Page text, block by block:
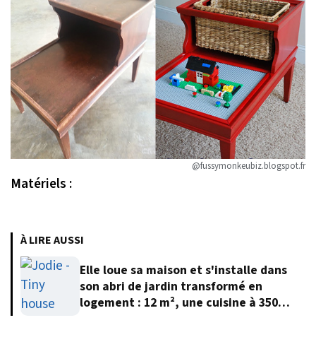
@fussymonkeubiz.blogspot.fr
Matériels :
À LIRE AUSSI
Elle loue sa maison et s'installe dans
son abri de jardin transformé en
logement : 12 m², une cuisine à 350